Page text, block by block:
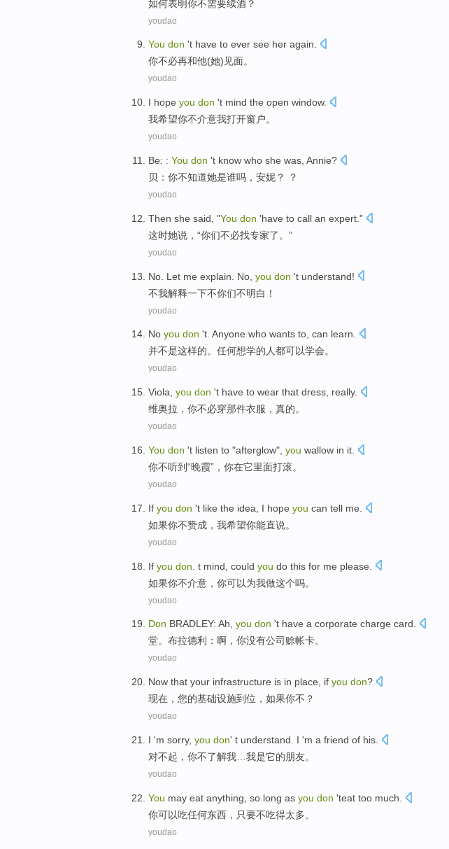
如何表明你不需要续酒 ？
youdao
You don 't have to ever see her again.
你不必再和他(她)见面。
youdao
I hope you don 't mind the open window.
我希望你不介意我打开窗户。
youdao
Be: : You don 't know who she was Annie?
贝 ： 你不知道她是谁吗， 安妮 ？ ？
youdao
Then she said , "You don 'have to call an expert ."
这时她说 ，“你们不必找专家了。”
youdao
No . Let me explain . No, you don 't understand!
不我解释一下不你们不明白 ！
youdao
No you don 't. Anyone who wants to, can learn.
并不是这样的。 任何想学的人都可以学会。
youdao
Viola you don 't have to wear that dress really.
维奥拉 ， 你不必穿那件衣服 ， 真的。
youdao
You don 't listen to "afterglow", you wallow in it
你不听到“晚霞”，你在它里面打滚。
youdao
If you don 't like the idea I hope you can tell me
如果你不赞成 ， 我希望你能直说。
youdao
If you don . t mind could you do this for me please
如果你不介意 ，你可以为我做这个吗。
youdao
Don BRADLEY: Ah, you don 't have a corporate charge card.
堂。布拉德利： 啊 ， 你没有公司赊帐卡。
youdao
Now that your infrastructure is in place if you don?
现在 ， 您的基础设施到位 ， 如果你不 ？
youdao
I 'm sorry, you don' t understand I 'm a friend of his.
对不起 ， 你不了解我 …我是它的朋友。
youdao
You may eat anything so long as you don 'teat too much
你可以吃任何东西 ， 只要不吃得太多。
youdao